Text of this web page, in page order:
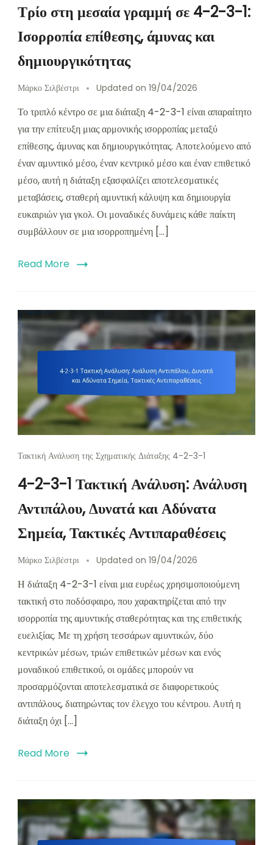
Τρίο στη μεσαία γραμμή σε 4-2-3-1:
Ισορροπία επίθεσης, άμυνας και
δημιουργικότητας
Μάρκο Σιλβέστρι Updated on 19/04/2026
Το τριπλό κέντρο σε μια διάταξη 4-2-3-1 είναι απαραίτητο
για την επίτευξη μιας αρμονικής ισορροπίας μεταξύ
επίθεσης, άμυνας και δημιουργικότητας. Αποτελούμενο από
έναν αμυντικό μέσο, έναν κεντρικό μέσο και έναν επιθετικό
μέσο, αυτή η διάταξη εξασφαλίζει αποτελεσματικές
μεταβάσεις, σταθερή αμυντική κάλυψη και δημιουργία
ευκαιριών για γκολ. Οι μοναδικές δυνάμεις κάθε παίκτη
συμβάλλουν σε μια ισορροπημένη […]
Read More
Τακτική Ανάλυση της Σχηματικής Διάταξης 4-2-3-1
4-2-3-1 Τακτική Ανάλυση: Ανάλυση
Αντιπάλου, Δυνατά και Αδύνατα
Σημεία, Τακτικές Αντιπαραθέσεις
Μάρκο Σιλβέστρι Updated on 19/04/2026
Η διάταξη 4-2-3-1 είναι μια ευρέως χρησιμοποιούμενη
τακτική στο ποδόσφαιρο, που χαρακτηρίζεται από την
ισορροπία της αμυντικής σταθερότητας και της επιθετικής
ευελιξίας. Με τη χρήση τεσσάρων αμυντικών, δύο
κεντρικών μέσων, τριών επιθετικών μέσων και ενός
μοναδικού επιθετικού, οι ομάδες μπορούν να
προσαρμόζονται αποτελεσματικά σε διαφορετικούς
αντιπάλους, διατηρώντας τον έλεγχο του κέντρου. Αυτή η
διάταξη όχι […]
Read More